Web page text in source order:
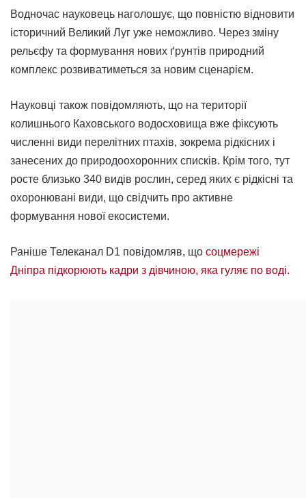
Водночас науковець наголошує, що повністю відновити
історичний Великий Луг уже неможливо. Через зміну
рельєфу та формування нових ґрунтів природний
комплекс розвиватиметься за новим сценарієм.
Науковці також повідомляють, що на території
колишнього Каховського водосховища вже фіксують
численні види перелітних птахів, зокрема рідкісних і
занесених до природоохоронних списків. Крім того, тут
росте близько 340 видів рослин, серед яких є рідкісні та
охоронювані види, що свідчить про активне
формування нової екосистеми.
Раніше Телеканал D1 повідомляв, що соцмережі
Дніпра підкорюють кадри з дівчиною, яка гуляє по воді.